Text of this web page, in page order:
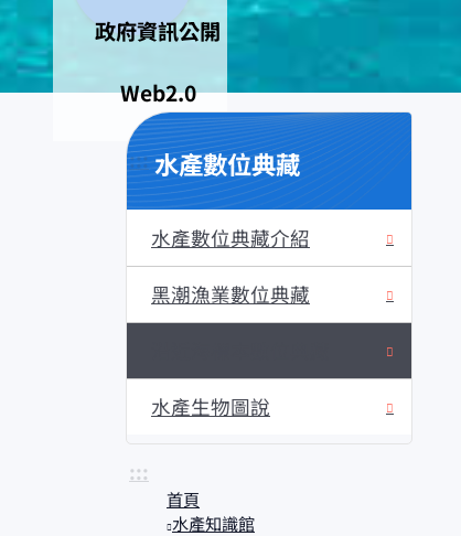
政府資訊公開
Web2.0
::: 水產數位典藏
水產數位典藏介紹
黑潮漁業數位典藏
水產生物圖說
:::
首頁
水產知識館